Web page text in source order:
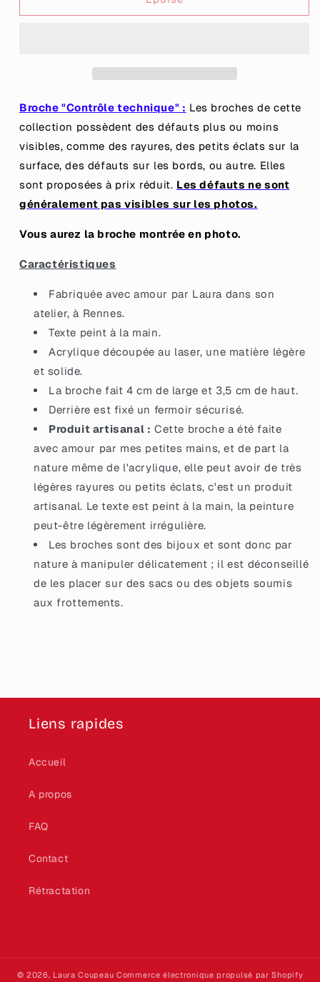
[CONTRÔLE
la
plus
tard&quot;
en
acrylique
transparente
avec
confettis
et
[CONTRÔLE
la
plus
tard&quot;
en
acrylique
transparente
avec
confettis
et
Broche "Contrôle technique" : Les broches de cette
collection possèdent des défauts plus ou moins
visibles, comme des rayures, des petits éclats sur la
surface, des défauts sur les bords, ou autre. Elles
sont proposées à prix réduit. Les défauts ne sont
généralement pas visibles sur les photos.
Vous aurez la broche montrée en photo.
Caractéristiques
Fabriquée avec amour par Laura dans son
atelier, à Rennes.
Texte peint à la main.
Acrylique découpée au laser, une matière légère
et solide.
La broche fait 4 cm de large et 3,5 cm de haut.
Derrière est fixé un fermoir sécurisé.
Produit artisanal : Cette broche a été faite
avec amour par mes petites mains, et de part la
nature même de l'acrylique, elle peut avoir de très
légères rayures ou petits éclats, c'est un produit
artisanal. Le texte est peint à la main, la peinture
peut-être légèrement irrégulière.
Les broches sont des bijoux et sont donc par
nature à manipuler délicatement ; il est déconseillé
de les placer sur des sacs ou des objets soumis
aux frottements.
Liens rapides
Accueil
A propos
FAQ
Contact
Rétractation
© 2026, Laura Coupeau Commerce électronique propulsé par Shopify